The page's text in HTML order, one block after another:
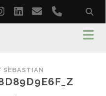
instagram
linkedin
emailphone
SEBASTIAN